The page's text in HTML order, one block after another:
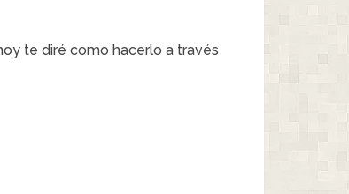
te diré como hacerlo a través